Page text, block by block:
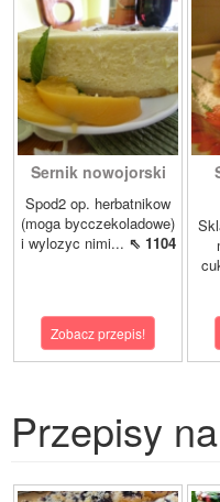
Sernik nowojorski
Spod2 op. herbatnikow
(moga bycczekoladowe)
i wylozyc nimi... ⇖ 1104
Zobacz przepis!
Przepisy